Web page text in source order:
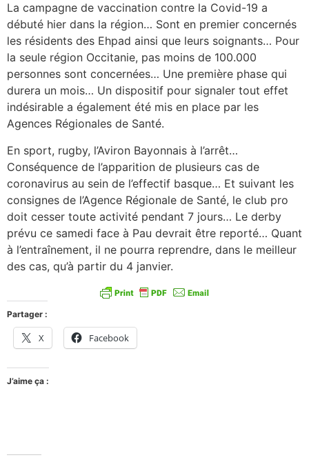
La campagne de vaccination contre la Covid-19 a
débuté hier dans la région… Sont en premier concernés
les résidents des Ehpad ainsi que leurs soignants… Pour
la seule région Occitanie, pas moins de 100.000
personnes sont concernées… Une première phase qui
durera un mois… Un dispositif pour signaler tout effet
indésirable a également été mis en place par les
Agences Régionales de Santé.
En sport, rugby, l’Aviron Bayonnais à l’arrêt…
Conséquence de l’apparition de plusieurs cas de
coronavirus au sein de l’effectif basque… Et suivant les
consignes de l’Agence Régionale de Santé, le club pro
doit cesser toute activité pendant 7 jours… Le derby
prévu ce samedi face à Pau devrait être reporté… Quant
à l’entraînement, il ne pourra reprendre, dans le meilleur
des cas, qu’à partir du 4 janvier.
Partager :
X Facebook
J’aime ça :